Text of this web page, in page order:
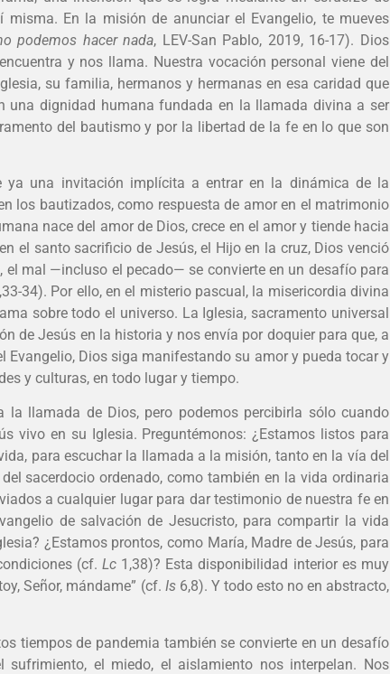
En la misión de anunciar el Evangelio, te mueves
podemos hacer nada, LEV-San Pablo, 2019, 16-17). Dios
y nos llama. Nuestra vocación personal viene del
su familia, hermanos y hermanas en esa caridad que
una dignidad humana fundada en la llamada divina a ser
del bautismo y por la libertad de la fe en lo que son
ya una invitación implícita a entrar en la dinámica de la
los bautizados, como respuesta de amor en el matrimonio
nace del amor de Dios, crece en el amor y tiende hacia
el santo sacrificio de Jesús, el Hijo en la cruz, Dios venció
el mal —incluso el pecado— se convierte en un desafío para
34). Por ello, en el misterio pascual, la misericordia divina
sobre todo el universo. La Iglesia, sacramento universal
de Jesús en la historia y nos envía por doquier para que, a
Evangelio, Dios siga manifestando su amor y pueda tocar y
y culturas, en todo lugar y tiempo.
llamada de Dios, pero podemos percibirla sólo cuando
vivo en su Iglesia. Preguntémonos: ¿Estamos listos para
para escuchar la llamada a la misión, tanto en la vía del
sacerdocio ordenado, como también en la vida ordinaria
a cualquier lugar para dar testimonio de nuestra fe en
de salvación de Jesucristo, para compartir la vida
¿Estamos prontos, como María, Madre de Jesús, para
(cf. Lc 1,38)? Esta disponibilidad interior es muy
Señor, mándame” (cf. Is6,8). Y todo esto no en abstracto,
tiempos de pandemia también se convierte en un desafío
el miedo, el aislamiento nos interpelan. Nos